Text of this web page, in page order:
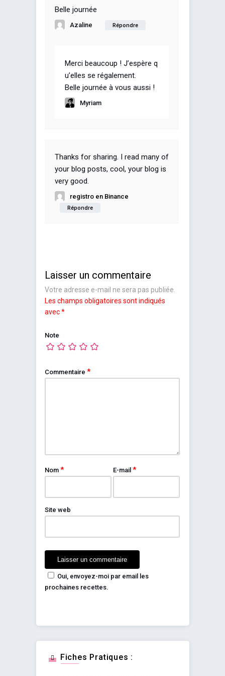
Belle journée
Azaline Répondre
Merci beaucoup ! J’espère q
u’elles se régalement.
Belle journée à vous aussi !
Myriam
Thanks for sharing. I read many of
your blog posts, cool, your blog is
very good.
registro en Binance
Répondre
Laisser un commentaire
Votre adresse e-mail ne sera pas publiée.
Les champs obligatoires sont indiqués
avec*
Note
Commentaire *
Nom * E-mail*
Site web
Oui, envoyez-moi par email les
prochaines recettes.
Fiches Pratiques :